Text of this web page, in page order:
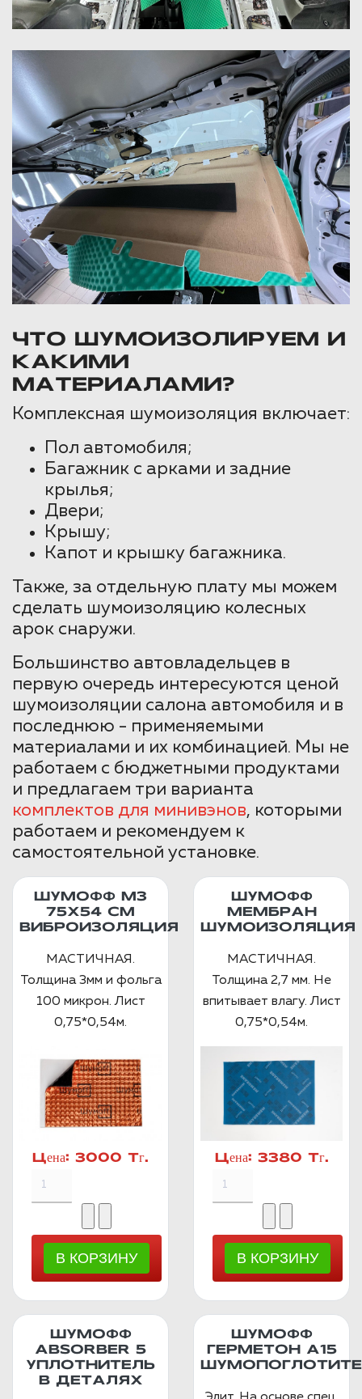
ЧТО ШУМОИЗОЛИРУЕМ И
КАКИМИ
МАТЕРИАЛАМИ?
Комплексная шумоизоляция включает:
Пол автомобиля;
Багажник с арками и задние
крылья;
Двери;
Крышу;
Капот и крышку багажника.
Также, за отдельную плату мы можем
сделать шумоизоляцию колесных
арок снаружи.
Большинство автовладельцев в
первую очередь интересуются ценой
шумоизоляции салона автомобиля и в
последнюю - применяемыми
материалами и их комбинацией. Мы не
работаем с бюджетными продуктами
и предлагаем три варианта
комплектов для минивэнов, которыми
работаем и рекомендуем к
самостоятельной установке.
ШУМОФФ М3
75Х54 СМ
ВИБРОИЗОЛЯЦИЯ
МАСТИЧНАЯ.
Толщина 3мм и фольга
100 микрон. Лист
0,75*0,54м.
Цена: 3000 Тг.
ШУМОФФ
МЕМБРАН
ШУМОИЗОЛЯЦИЯ
МАСТИЧНАЯ.
Толщина 2,7 мм. Не
впитывает влагу. Лист
0,75*0,54м.
Цена: 3380 Тг.
ШУМОФФ
ABSORBER 5
УПЛОТНИТЕЛЬ
В ДЕТАЛЯХ
ШУМОФФ
ГЕРМЕТОН А15